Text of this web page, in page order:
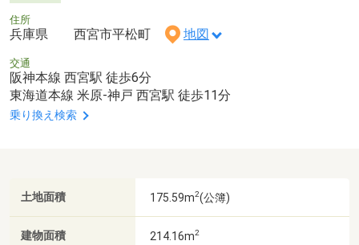
住所
兵庫県 西宮市平松町 地図
交通
阪神本線 西宮駅 徒歩6分
東海道本線 米原-神戸 西宮駅 徒歩11分
乗り換え検索
土地面積 175.59m2(公簿)
建物面積 214.16m2